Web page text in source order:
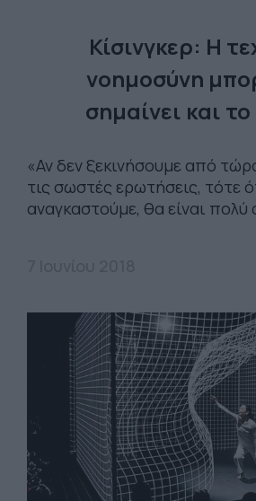
Κίσινγκερ: Η
νοημοσύνη
σημαίνει και
«Αν δεν ξεκινήσουμε από
τις σωστές ερωτήσεις, τότε
αναγκαστούμε, θα είναι πολύ